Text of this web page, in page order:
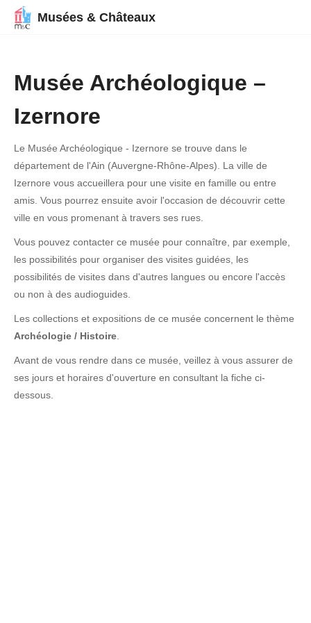
Musées & Châteaux
Musée Archéologique –
Izernore
Le Musée Archéologique - Izernore se trouve dans le
département de l'Ain (Auvergne-Rhône-Alpes). La ville de
Izernore vous accueillera pour une visite en famille ou entre
amis. Vous pourrez ensuite avoir l'occasion de découvrir cette
ville en vous promenant à travers ses rues.
Vous pouvez contacter ce musée pour connaître, par exemple,
les possibilités pour organiser des visites guidées, les
possibilités de visites dans d'autres langues ou encore l'accès
ou non à des audioguides.
Les collections et expositions de ce musée concernent le thème
Archéologie / Histoire
Avant de vous rendre dans ce musée, veillez à vous assurer de
ses jours et horaires d'ouverture en consultant la fiche ci-
dessous.